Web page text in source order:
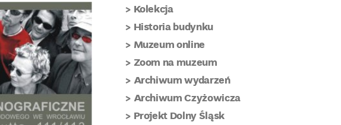
Kolekcja
Historia budynku
Muzeum online
Zoom na muzeum
Archiwum wydarzeń
Archiwum Czyżowicza
Projekt Dolny Śląsk